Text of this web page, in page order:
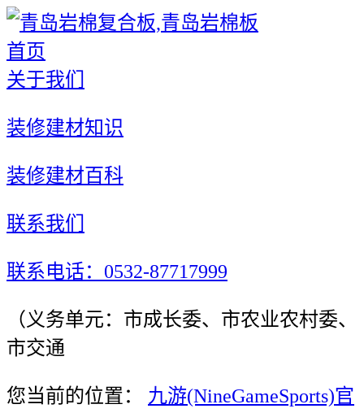
首页
关于我们
装修建材知识
装修建材百科
联系我们
联系电话：0532-87717999
（义务单元：市成长委、市农业农村委、
市交通
您当前的位置： 九游(NineGameSports)官